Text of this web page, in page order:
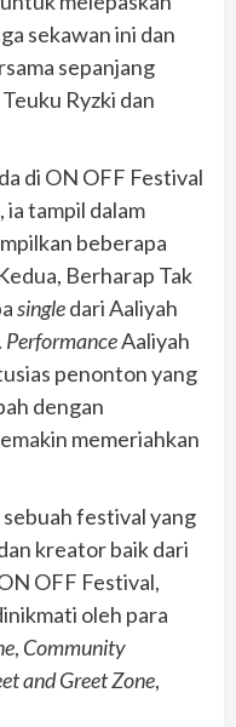
sekawan ini dan
sepanjang
Ryzki dan
di ON OFF Festival
ia tampil dalam
beberapa
Berharap Tak
singledari Aaliyah
PerformanceAaliyah
penonton yang
dengan
memeriahkan
festival yang
kreator baik dari
OFF Festival,
oleh para
, Community
and Greet Zone,